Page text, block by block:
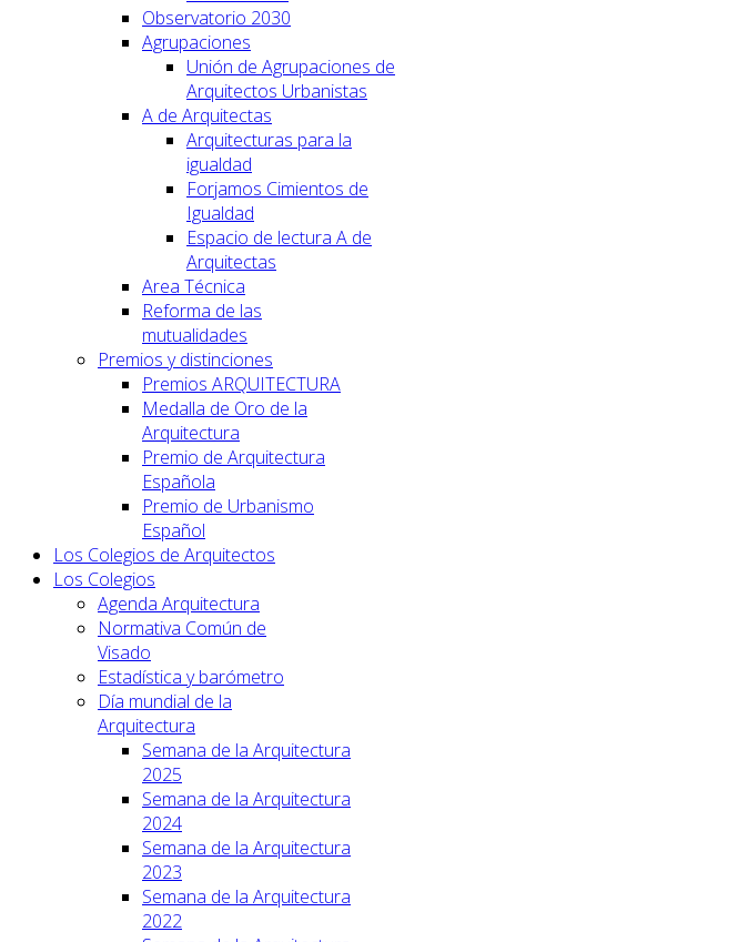
Observatorio 2030
Agrupaciones
Unión de Agrupaciones de
Arquitectos Urbanistas
A de Arquitectas
Arquitecturas para la
igualdad
Forjamos Cimientos de
Igualdad
Espacio de lectura A de
Arquitectas
Area Técnica
Reforma de las
mutualidades
Premios y distinciones
Premios ARQUITECTURA
Medalla de Oro de la
Arquitectura
Premio de Arquitectura
Española
Premio de Urbanismo
Español
Los Colegios de Arquitectos
Los Colegios
Agenda Arquitectura
Normativa Común de
Visado
Estadística y barómetro
Día mundial de la
Arquitectura
Semana de la Arquitectura
2025
Semana de la Arquitectura
2024
Semana de la Arquitectura
2023
Semana de la Arquitectura
2022